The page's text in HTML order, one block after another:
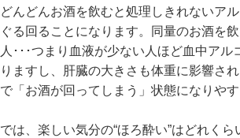
どんどんお酒を飲むと処理しきれないア
ぐる回ることになります。同量のお酒を
人･･･つまり血液が少ない人ほど血中アル
りますし、肝臓の大きさも体重に影響さ
で「お酒が回ってしまう」状態になりやす
では、楽しい気分の“ほろ酔い”はどれくら